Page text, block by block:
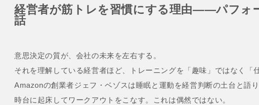
経営者が筋トレを習慣にする理由——パフォ
話
意思決定の質が、会社の未来を左右する。
それを理解している経営者ほど、トレーニングを「趣味」ではなく「
Amazonの創業者ジェフ・ベゾスは睡眠と運動を経営判断の土台と語
時台に起床してワークアウトをこなす。これは偶然ではない。